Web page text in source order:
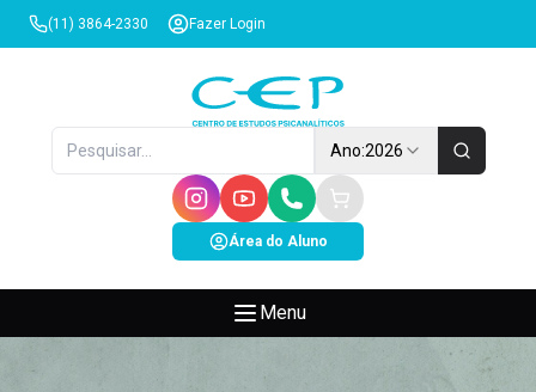
(11) 3864-2330 Fazer Login
Ano:2026
Área do Aluno
Menu